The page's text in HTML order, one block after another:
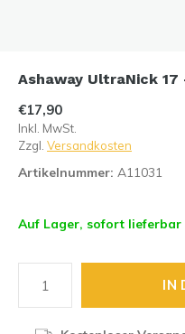
Ashaway UltraNick
€17,90
Inkl. MwSt.
Zzgl. Versandkosten
Artikelnummer: A11031
Auf Lager, sofort lieferbar
IN